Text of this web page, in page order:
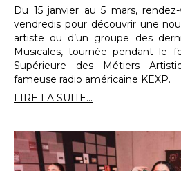
Du 15 janvier au 5 mars,
vendredis pour découvrir une
artiste ou d’un groupe des
Musicales, tournée pendant le
Supérieure des Métiers
fameuse radio américaine KEXP.
LIRE LA SUITE...